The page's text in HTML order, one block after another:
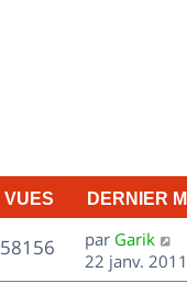
VUES DERNIER
58156V
u
D
e
r
par Garik
22 janv.